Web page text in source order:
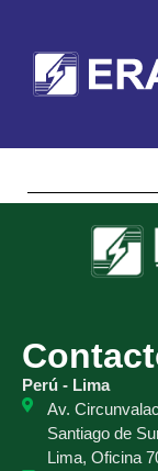
Perú - Lima
Av.
Santiago de
Lima, Oficina